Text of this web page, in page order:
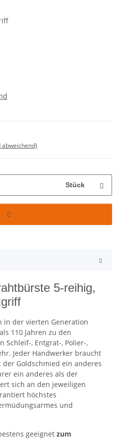
abweichend)
Stück
5-reihig,
in der vierten Generation
110 Jahren zu den
Schleif-, Entgrat-, Polier-,
Jeder Handwerker braucht
der Goldschmied ein anderes
ein anderes als der
sich an den jeweiligen
höchstes
und
geeignet zum